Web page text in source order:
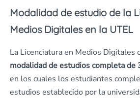
Modalidad de estudio de la
Medios Digitales en la UTEL
La Licenciatura en Medios Digitales
modalidad de estudios completa de
en los cuales los estudiantes
estudios establecido por la